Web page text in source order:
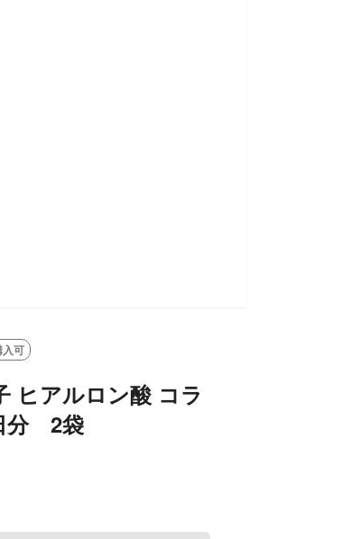
可
アルロン酸 コラ
分 2袋